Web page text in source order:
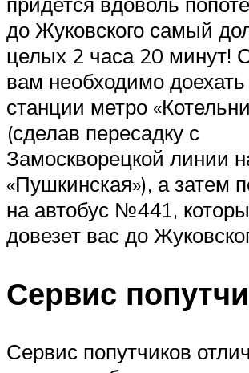
до Жуковского самый
целых 2 часа 20 минут!
вам необходимо
станции метро
(сделав пересадку с
Замоскворецкой линии
«Пушкинская»), а затем
на автобус №441,
довезет вас до
Сервис
Сервис попутчиков